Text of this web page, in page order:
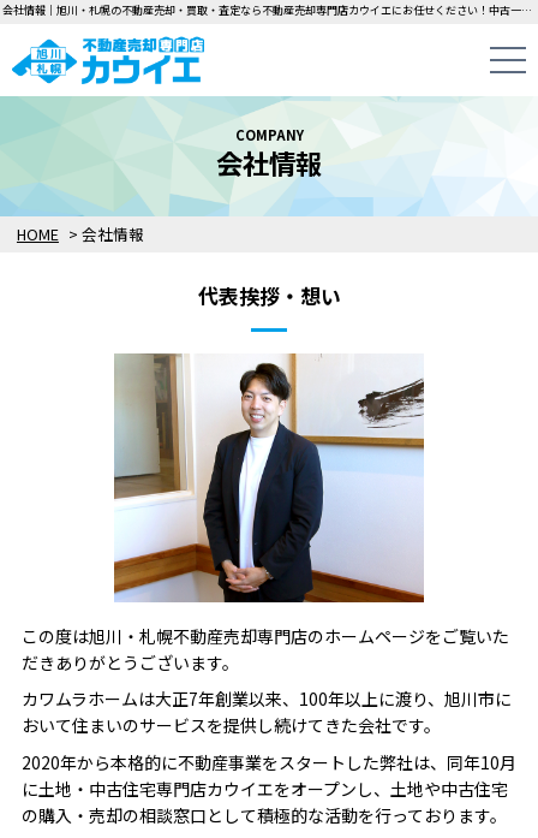
会社情報｜旭川・札幌の不動産売却・買取・査定なら不動産売却専門店カウイエにお任せください！中古一戸建て・マンション・土地の即日無料査定・即金買取を行っています！
HOME > 会社情報
COMPANY
会社情報
代表挨拶・想い
この度は旭川・札幌不動産売却専門店のホームページをご覧いた
だきありがとうございます。
カワムラホームは大正7年創業以来、100年以上に渡り、旭川市に
おいて住まいのサービスを提供し続けてきた会社です。
2020年から本格的に不動産事業をスタートした弊社は、同年10月
に土地・中古住宅専門店カウイエをオープンし、土地や中古住宅
の購入・売却の相談窓口として積極的な活動を行っております。